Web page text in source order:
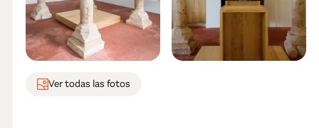
Ver todas las fotos